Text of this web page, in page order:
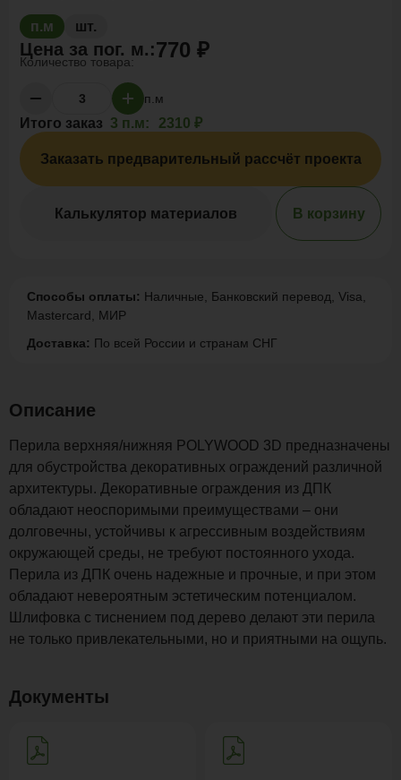
п.м шт.
Цена за пог. м.:770 ₽
Количество товара:
п.м
Итого заказ 3 п.м: 2310 ₽
Заказать предварительный рассчёт проекта
Калькулятор материалов В корзину
Способы оплаты: Наличные, Банковский перевод, Visa,
Mastercard, МИР
Доставка: По всей России и странам СНГ
Описание
Перила верхняя/нижняя POLYWOOD 3D предназначены
для обустройства декоративных ограждений различной
архитектуры. Декоративные ограждения из ДПК
обладают неоспоримыми преимуществами – они
долговечны, устойчивы к агрессивным воздействиям
окружающей среды, не требуют постоянного ухода.
Перила из ДПК очень надежные и прочные, и при этом
обладают невероятным эстетическим потенциалом.
Шлифовка с тиснением под дерево делают эти перила
не только привлекательными, но и приятными на ощупь.
Документы